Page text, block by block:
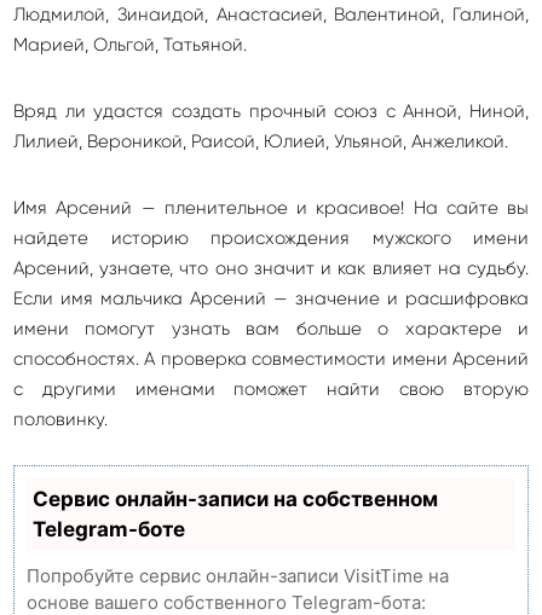
Людмилой, Зинаидой, Анастасией, Валентиной, Галиной,
Марией, Ольгой, Татьяной.
Вряд ли удастся создать прочный союз с Анной, Ниной,
Лилией, Вероникой, Раисой, Юлией, Ульяной, Анжеликой.
Имя Арсений — пленительное и красивое! На сайте вы
найдете историю происхождения мужского имени
Арсений, узнаете, что оно значит и как влияет на судьбу.
Если имя мальчика Арсений — значение и расшифровка
имени помогут узнать вам больше о характере и
способностях. А проверка совместимости имени Арсений
с другими именами поможет найти свою вторую
половинку.
Сервис онлайн-записи на собственном
Telegram-боте
Попробуйте сервис онлайн-записи VisitTime на
основе вашего собственного Telegram-бота: